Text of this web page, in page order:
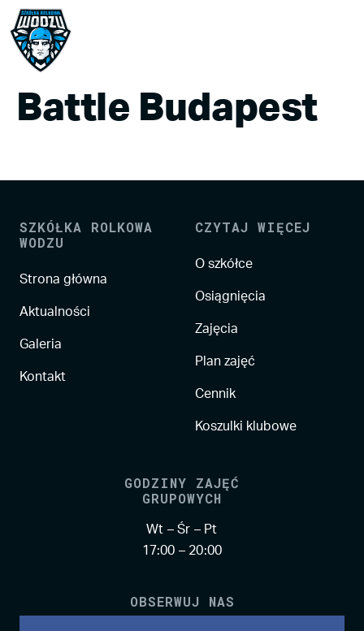
Battle Budapest
SZKÓŁKA ROLKOWA
WODZU
Strona główna
Aktualności
Galeria
Kontakt
CZYTAJ WIĘCEJ
O szkółce
Osiągnięcia
Zajęcia
Plan zajęć
Cennik
Koszulki klubowe
GODZINY ZAJĘĆ
GRUPOWYCH
Wt – Śr – Pt
17:00 – 20:00
OBSERWUJ NAS